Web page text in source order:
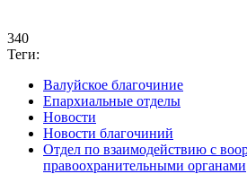
340
Теги:
Валуйское благочиние
Епархиальные отделы
Новости
Новости благочиний
Отдел по взаимодействию с
правоохранительными органами